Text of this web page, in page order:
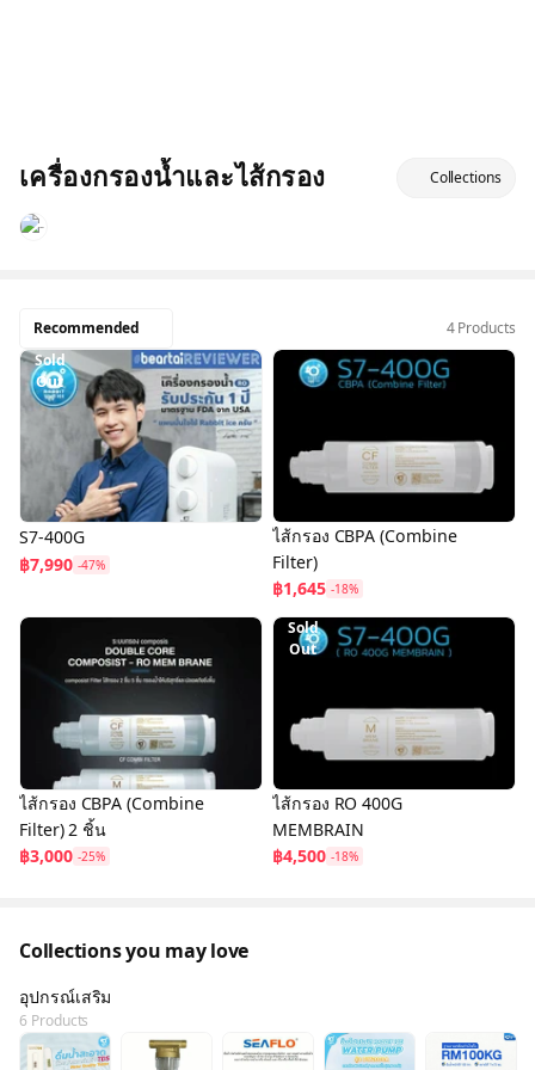
เครื่องกรองน้ำและไส้กรอง Collections
Recommended
4 Products
Sold
Out
S7-400G
฿7,990 -47%
ไส้กรอง CBPA (Combine
Filter)
฿1,645 -18%
ไส้กรอง CBPA (Combine
Filter) 2 ชิ้น
฿3,000 -25%
Sold
Out
ไส้กรอง RO 400G
MEMBRAIN
฿4,500 -18%
Collections you may love
อุปกรณ์เสริม
6 Products